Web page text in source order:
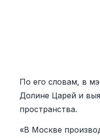
По его словам, в
Долине Царей и
пространства.
«В Москве